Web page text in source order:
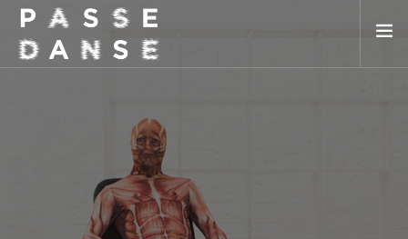
LES LIEUX PARTENAIRES